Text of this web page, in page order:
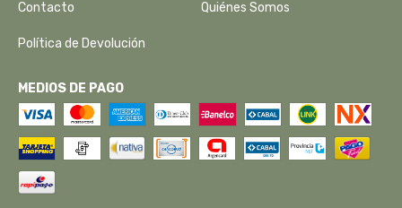
Contacto Quiénes Somos
Política de Devolución
MEDIOS DE PAGO